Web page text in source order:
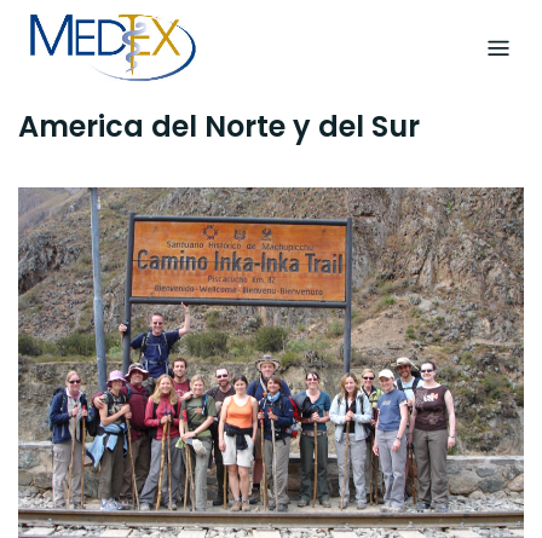
Skip
America del Norte y del Sur